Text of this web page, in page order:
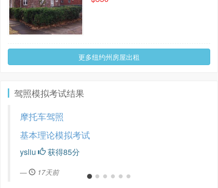
更多纽约州房屋出租
驾照模拟考试结果
摩托车驾照
基本理论模拟考试
ysliu 获得85分
17天前